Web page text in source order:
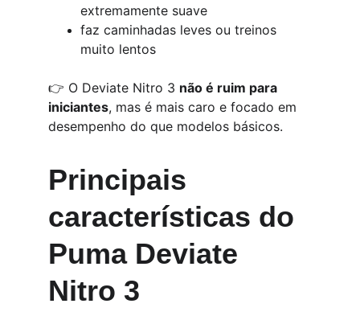
extremamente suave
faz caminhadas leves ou treinos
muito lentos
👉 O Deviate Nitro 3 não é ruim para
iniciantes, mas é mais caro e focado em
desempenho do que modelos básicos.
Principais
características do
Puma Deviate
Nitro 3